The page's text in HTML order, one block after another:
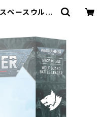
ペースウルフ:
ームショップ